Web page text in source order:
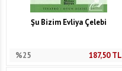
Şu Bizim Evliya Çelebi
%25 187,50TL